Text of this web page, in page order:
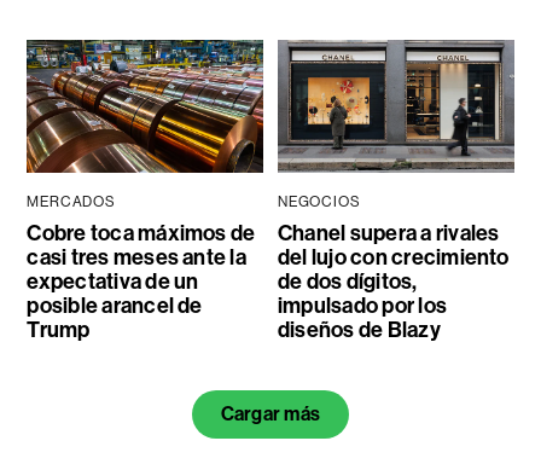
MERCADOS
Cobre toca máximos de
casi tres meses ante la
expectativa de un
posible arancel de
Trump
NEGOCIOS
Chanel supera a rivales
del lujo con crecimiento
de dos dígitos,
impulsado por los
diseños de Blazy
Cargar más